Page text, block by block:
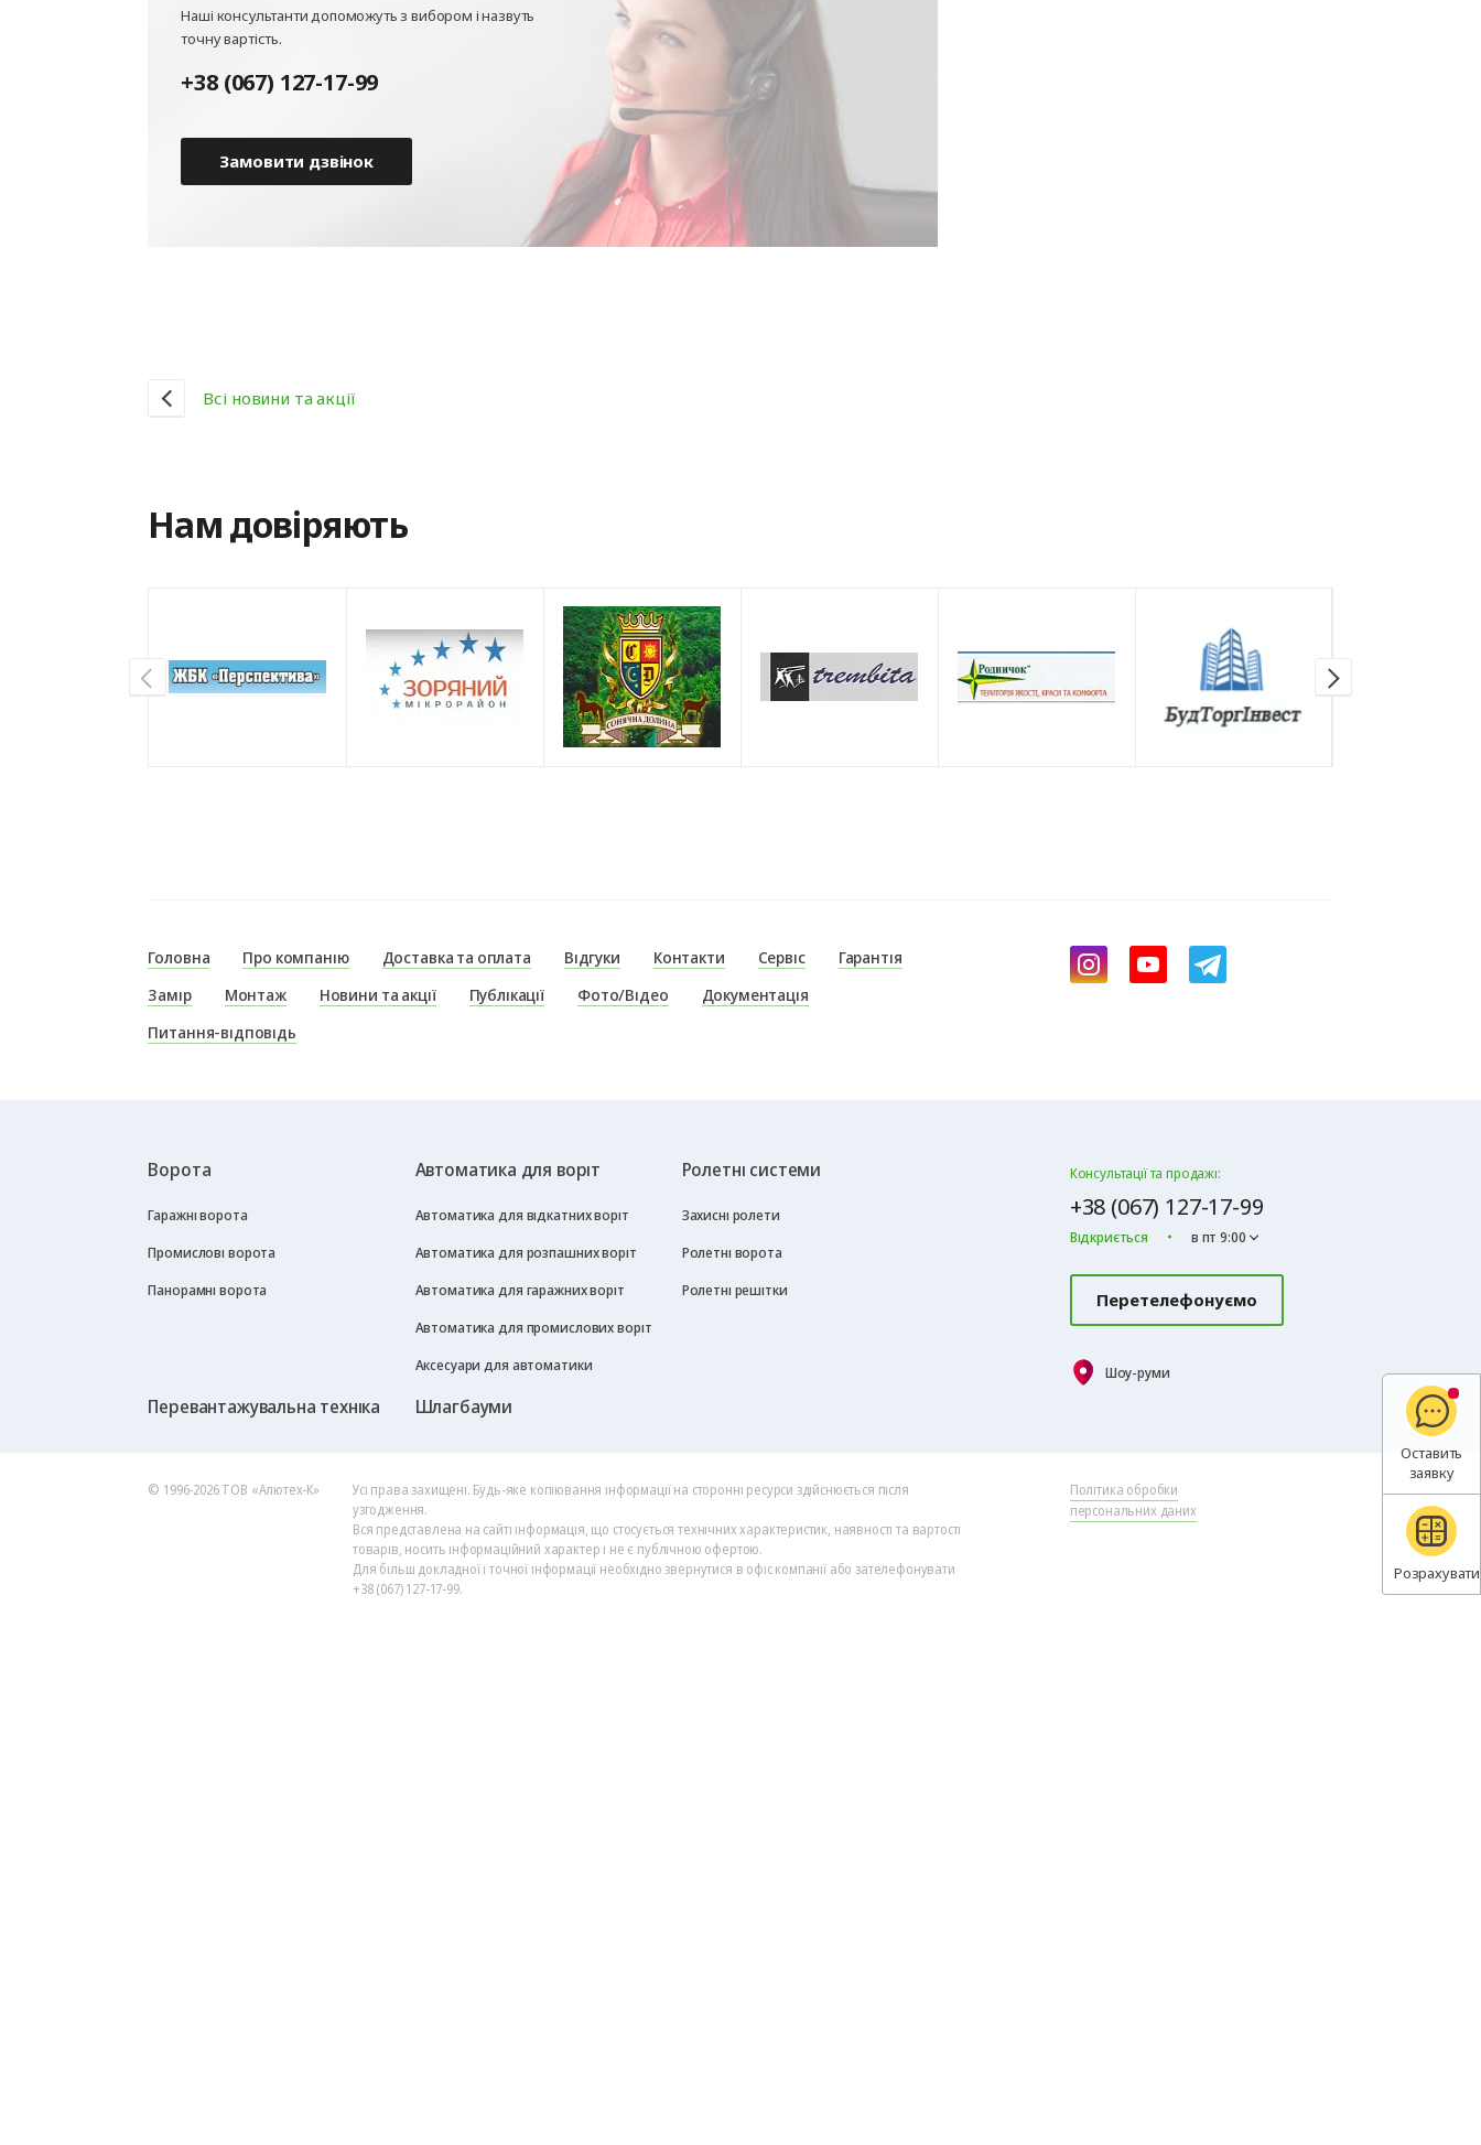
Наші консультанти допоможуть з вибором і назвуть
точну вартість.
+38 (067) 127-17-99
Замовити дзвінок
Всі новини та акції
Нам довіряють
Головна Про компанію Доставка та оплата Відгуки Контакти Сервіс
Гарантія
Замір
Монтаж Новини та акції Публікації Фото/Відео
Документація
Питання-відповідь
Ворота
Гаражні ворота
Промислові ворота
Панорамні ворота
Автоматика для воріт
Автоматика для відкатних воріт
Автоматика для розпашних воріт
Автоматика для гаражних воріт
Автоматика для промислових воріт
Аксесуари для автоматики
Ролетні системи
Захисні ролети
Ролетні ворота
Ролетні решітки
Перевантажувальна техніка Шлагбауми
Консультації та продажі:
+38 (067) 127-17-99
Відкриється в пт 9:00
Перетелефонуємо
Шоу-руми
© 1996-2026 ТОВ «Алютех‑К»
Усі права захищені. Будь-яке копіювання інформації на сторонні ресурси здійснюється після
узгодження.
Вся представлена на сайті інформація, що стосується технічних характеристик, наявності та вартості
товарів, носить інформаційний характер і не є публічною офертою.
Для більш докладної і точної інформації необхідно звернутися в офіс компанії або зателефонувати
+38 (067) 127-17-99.
Політика обробки
персональних даних
Оставить
заявку
Розрахувати